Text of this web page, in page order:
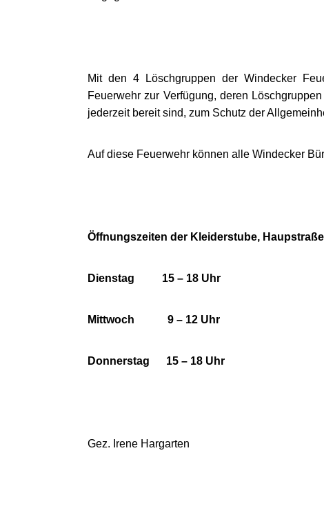
Mit den 4 Löschgruppen der Windecker
Feuerwehr zur Verfügung, deren
jederzeit bereit sind, zum Schutz der
Auf diese Feuerwehr können alle Windecker
Öffnungszeiten der Kleiderstube,
Dienstag 15 – 18 Uhr
Mittwoch 9 – 12 Uhr
Donnerstag 15 – 18 Uhr
Gez. Irene Hargarten